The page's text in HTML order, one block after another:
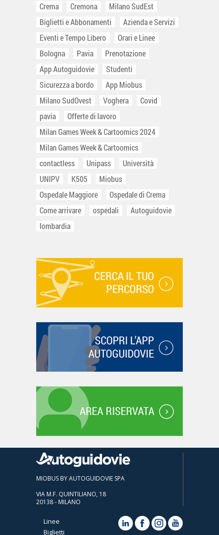
Crema
Cremona
Milano SudEst
Biglietti e Abbonamenti
Azienda e Servizi
Eventi e Tempo Libero
Orari e Linee
Bologna
Pavia
Prenotazione
App Autoguidovie
Studenti
Sicurezza a bordo
App Miobus
Milano SudOvest
Voghera
Covid
pavia
Offerte di lavoro
Milan Games Week & Cartoomics 2024
Milan Games Week & Cartoomics
contactless
Unipass
Università
UNIPV
K505
Miobus
Ospedale Maggiore
Ospedale di Crema
Come arrivare
ospedali
Autoguidovie
lombardia
MIOBUS BY AUTOGUIDOVIE SPA
VIA M.F. QUINTILIANO, 18
20138 - MILANO
Linee
Biglietti